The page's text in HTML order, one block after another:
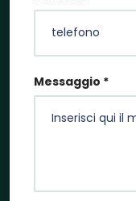
Messaggio *